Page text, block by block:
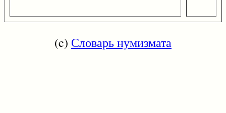
(c) Словарь нумизмата